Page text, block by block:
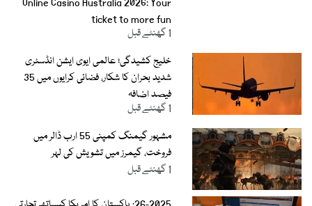
ticket to more fun
1 گھنٹے قبل
خلیج کشیدگی؛ عالمی ایوی ایشن انڈسٹری
شدید بحران کا شکار، فضائی کرایوں میں 35
فیصد اضافہ
1 گھنٹے قبل
مشہور گیمنگ کمپنی 55 ارب ڈالر میں
فروخت، گیمرز میں تشویش کی لہر
1 گھنٹے قبل